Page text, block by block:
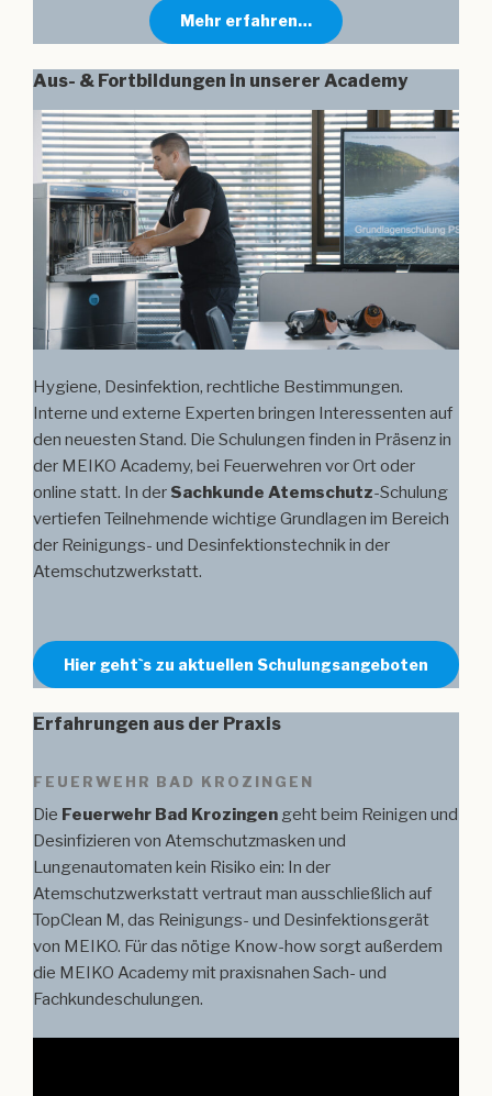
Mehr erfahren…
Aus- & Fortbildungen in unserer Academy
Hygiene, Desinfektion, rechtliche Bestimmungen.
Interne und externe Experten bringen Interessenten auf
den neuesten Stand. Die Schulungen finden in Präsenz in
der MEIKO Academy, bei Feuerwehren vor Ort oder
online statt. In der Sachkunde Atemschutz-Schulung
vertiefen Teilnehmende wichtige Grundlagen im Bereich
der Reinigungs- und Desinfektionstechnik in der
Atemschutzwerkstatt.
Hier geht`s zu aktuellen Schulungsangeboten
Erfahrungen aus der Praxis
FEUERWEHR BAD KROZINGEN
Die Feuerwehr Bad Krozingen geht beim Reinigen und
Desinfizieren von Atemschutzmasken und
Lungenautomaten kein Risiko ein: In der
Atemschutzwerkstatt vertraut man ausschließlich auf
TopClean M, das Reinigungs- und Desinfektionsgerät
von MEIKO. Für das nötige Know-how sorgt außerdem
die MEIKO Academy mit praxisnahen Sach- und
Fachkundeschulungen.